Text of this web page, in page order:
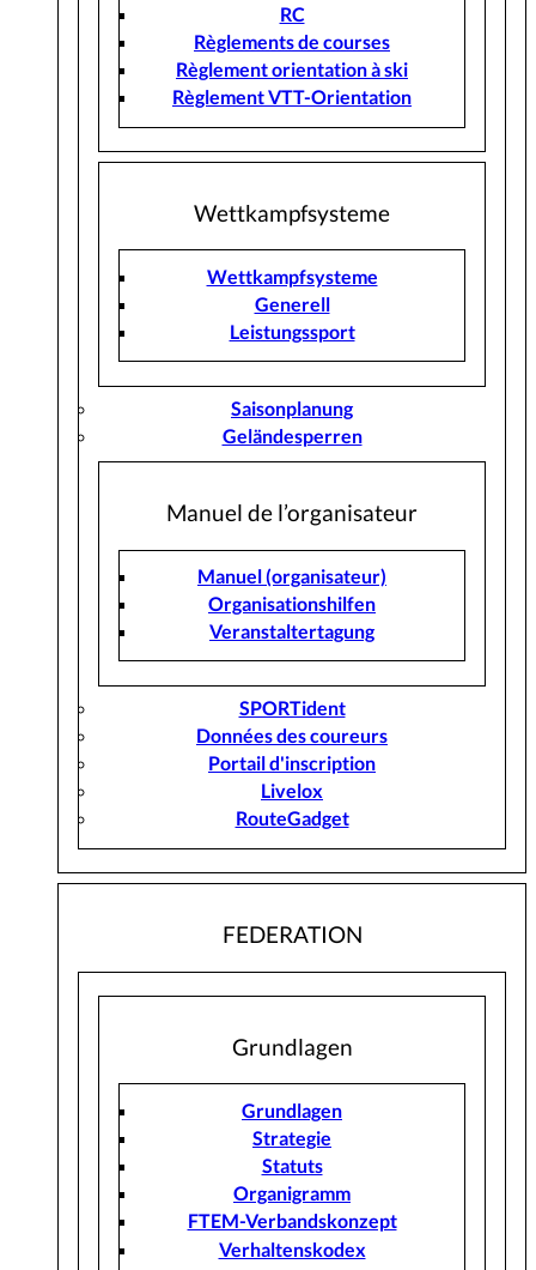
RC
Règlements de courses
Règlement orientation à ski
Règlement VTT-Orientation
Wettkampfsysteme
Wettkampfsysteme
Generell
Leistungssport
Saisonplanung
Geländesperren
Manuel de l’organisateur
Manuel (organisateur)
Organisationshilfen
Veranstaltertagung
SPORTident
Données des coureurs
Portail d'inscription
Livelox
RouteGadget
FEDERATION
Grundlagen
Grundlagen
Strategie
Statuts
Organigramm
FTEM-Verbandskonzept
Verhaltenskodex